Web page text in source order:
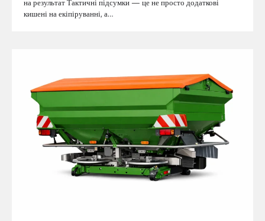
кишені на екіпіруванні, а…